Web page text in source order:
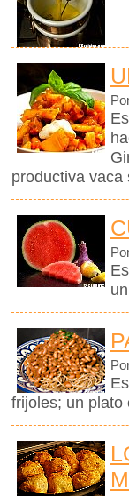
productiva vaca
frijoles; un plato